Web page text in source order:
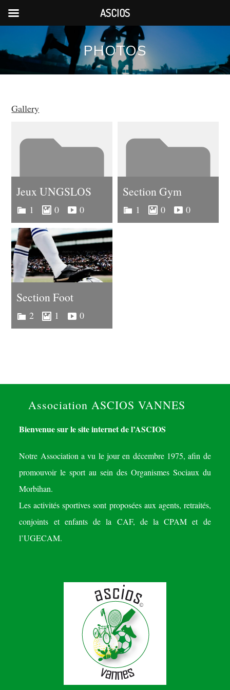
content
PHOTOS
Gallery
Jeux UNGSLOS
1 0 0
Section Gym
1 0 0
Section Foot
2 1 0
Association ASCIOS VANNES
Bienvenue sur le site internet de l’ASCIOS
Notre Association a vu le jour en décembre 1975, afin de
promouvoir le sport au sein des Organismes Sociaux du
Morbihan.
Les activités sportives sont proposées aux agents, retraités,
conjoints et enfants de la CAF, de la CPAM et de
l’UGECAM.
ASCIOS